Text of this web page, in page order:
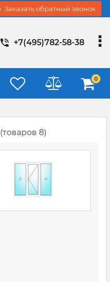
Заказать обратный звонок
+7(495)782-58-38
0
(товаров 8)